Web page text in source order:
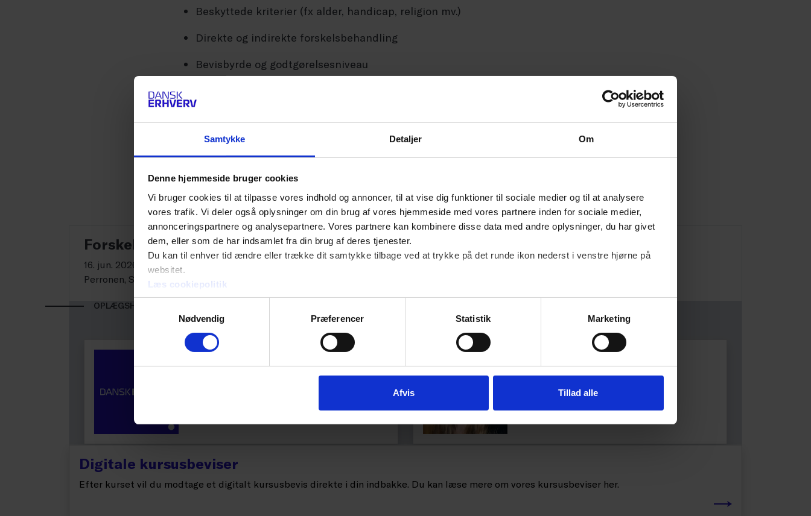
Samtykke Detaljer Om
Denne hjemmeside bruger cookies
Vi bruger cookies til at tilpasse vores indhold og annoncer, til at vise dig funktioner til sociale medier og til at analysere
vores trafik. Vi deler også oplysninger om din brug af vores hjemmeside med vores partnere inden for sociale medier,
annonceringspartnere og analysepartnere. Vores partnere kan kombinere disse data med andre oplysninger, du har givet
dem, eller som de har indsamlet fra din brug af deres tjenester.
Du kan til enhver tid ændre eller trække dit samtykke tilbage ved at trykke på det runde ikon nederst i venstre hjørne på
websitet.
Læs cookiepolitik
Samtykkevalg
Nødvendig
Præferencer Statistik Marketing
Afvis Tillad alle
Beskyttede kriterier (fx alder, handicap, religion mv.)
Direkte og indirekte forskelsbehandling
Bevisbyrde og godtgørelsesniveau
Målgruppe
Personaleansvarlige, ledere, HR-chefer og HR-medarbejdere.
Forskelsbehandling i ansættelsesforholdet
16. jun. 2026 kl. 09.30-13.30
Perronen, Søren Frichs Vej 40b, stuen, 8230 Åbyhøj, Søren Frichs Vej 40b, stuen, 8230 Åbyhøj
OPLÆGSHOLDERE
Emilia Maria Helleberg Lea Emilie Dam
ANSÆTTELSESRETSCHEF, ADVOKAT
Digitale kursusbeviser
Efter kurset vil du modtage et digitalt kursusbevis direkte i din indbakke. Du kan læse mere om vores kursusbeviser her.